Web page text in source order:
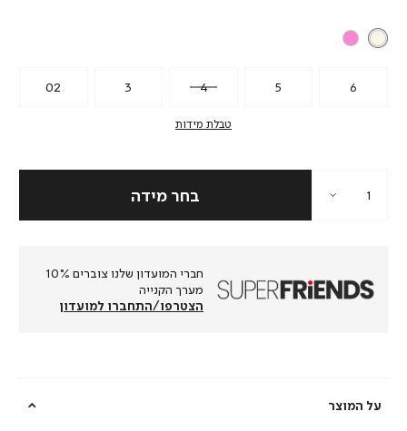
02 3 4 5 6
טבלת מידות
חברי המועדון שלנו צוברים 10%
מערך הקנייה
הצטרפו/התחברו למועדון
על המוצר